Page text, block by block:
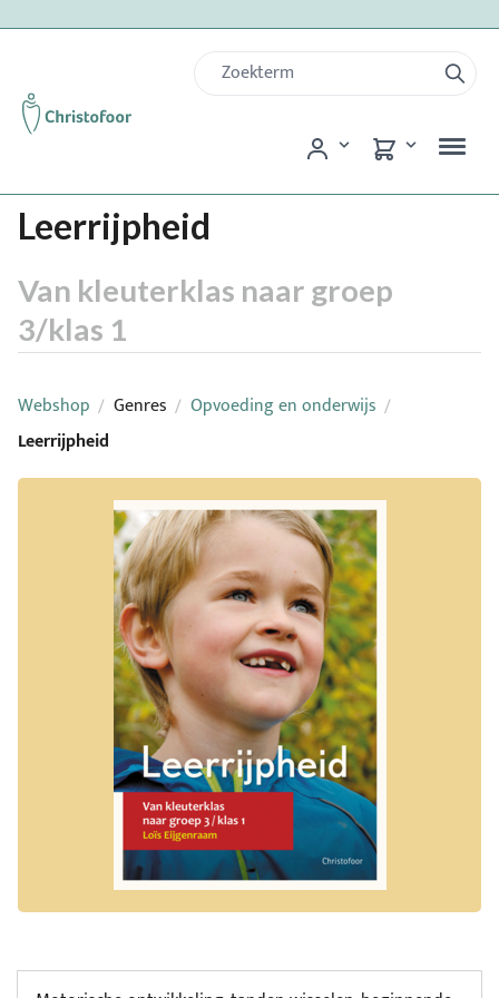
Leerrijpheid
Van kleuterklas naar groep
3/klas 1
Webshop / Genres / Opvoeding en onderwijs /
Leerrijpheid